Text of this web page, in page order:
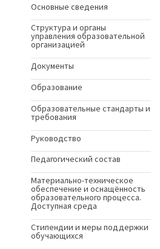
Основные сведения
Структура и органы
управления образовательной
организацией
Документы
Образование
Образовательные стандарты и
требования
Руководство
Педагогический состав
Материально-техническое
обеспечение и оснащённость
образовательного процесса.
Доступная среда
Стипендии и меры поддержки
обучающихся